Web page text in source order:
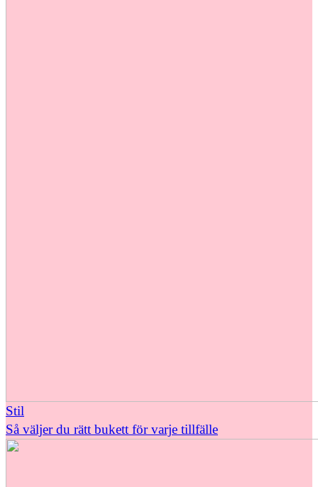
Stil
Så väljer du rätt bukett för varje tillfälle